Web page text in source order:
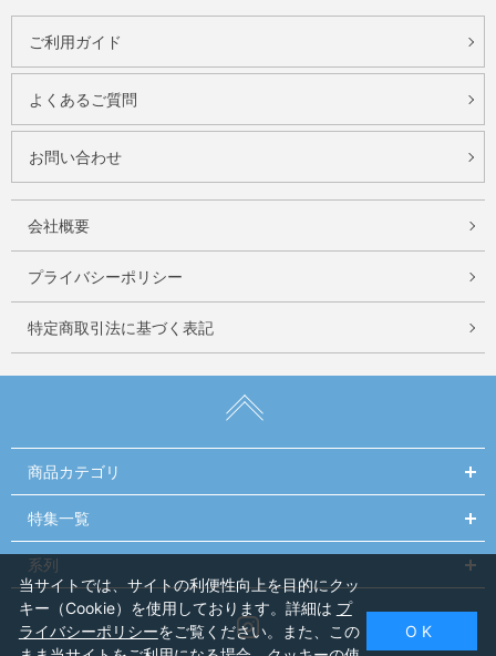
ご利用ガイド
よくあるご質問
お問い合わせ
会社概要
プライバシーポリシー
特定商取引法に基づく表記
商品カテゴリ
特集一覧
系列
Instagram
当サイトでは、サイトの利便性向上を目的にクッ
キー（Cookie）を使用しております。詳細は プ
ライバシーポリシーをご覧ください。また、この
O K